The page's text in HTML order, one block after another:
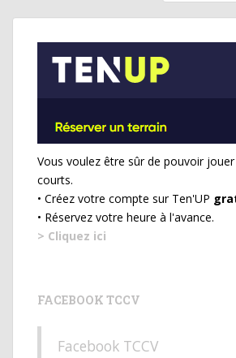
Vous voulez être sûr de pouvoir
courts.
• Créez votre compte sur Ten'UP
• Réservez votre heure à l'avance.
> Cliquez ici
FACEBOOK TCCV
Facebook TCCV